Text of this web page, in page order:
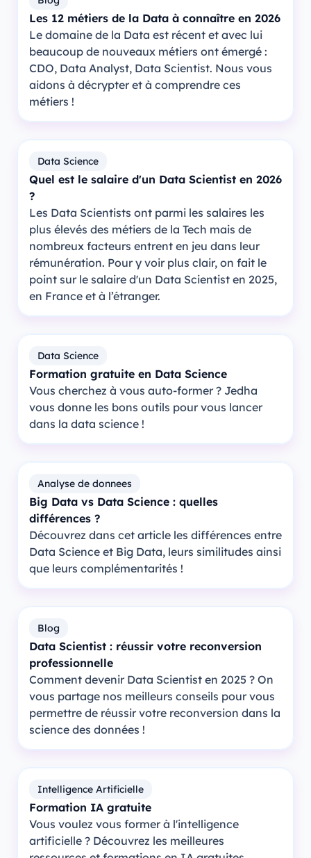
Les 12 métiers de la Data à connaître en 2026
Le domaine de la Data est récent et avec lui
beaucoup de nouveaux métiers ont émergé :
CDO, Data Analyst, Data Scientist. Nous vous
aidons à décrypter et à comprendre ces
métiers !
Data Science
Quel est le salaire d'un Data Scientist en 2026
?
Les Data Scientists ont parmi les salaires les
plus élevés des métiers de la Tech mais de
nombreux facteurs entrent en jeu dans leur
rémunération. Pour y voir plus clair, on fait le
point sur le salaire d'un Data Scientist en 2025,
en France et à l’étranger.
Data Science
Formation gratuite en Data Science
Vous cherchez à vous auto-former ? Jedha
vous donne les bons outils pour vous lancer
dans la data science !
Analyse de donnees
Big Data vs Data Science : quelles
différences ?
Découvrez dans cet article les différences entre
Data Science et Big Data, leurs similitudes ainsi
que leurs complémentarités !
Blog
Data Scientist : réussir votre reconversion
professionnelle
Comment devenir Data Scientist en 2025 ? On
vous partage nos meilleurs conseils pour vous
permettre de réussir votre reconversion dans la
science des données !
Intelligence Artificielle
Formation IA gratuite
Vous voulez vous former à l'intelligence
artificielle ? Découvrez les meilleures